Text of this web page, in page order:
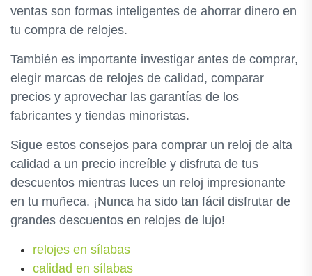
ventas son formas inteligentes de ahorrar dinero en
tu compra de relojes.
También es importante investigar antes de comprar,
elegir marcas de relojes de calidad, comparar
precios y aprovechar las garantías de los
fabricantes y tiendas minoristas.
Sigue estos consejos para comprar un reloj de alta
calidad a un precio increíble y disfruta de tus
descuentos mientras luces un reloj impresionante
en tu muñeca. ¡Nunca ha sido tan fácil disfrutar de
grandes descuentos en relojes de lujo!
relojes en sílabas
calidad en sílabas